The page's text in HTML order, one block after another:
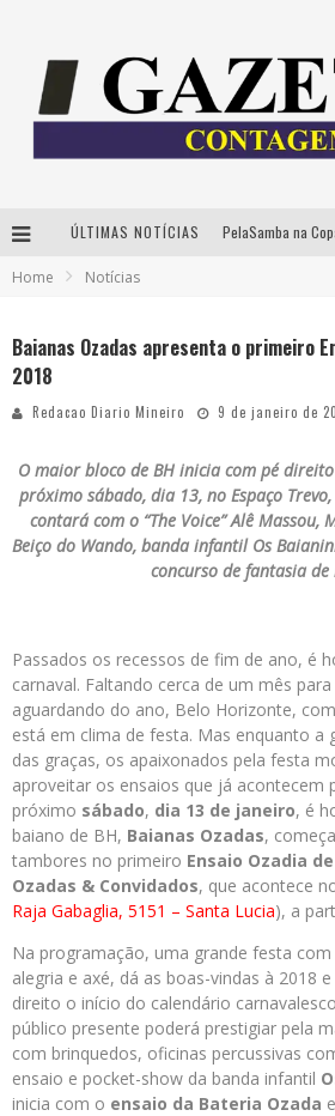
ÚLTIMAS NOTÍCIAS
Home Notícias
Baianas Ozadas apresenta o primeiro
2018
Redacao Diario Mineiro 9 de janeiro de
O maior bloco de BH inicia com pé
próximo sábado, dia 13, no Espaço
contará com o “The Voice” Alê Massou,
Beiço do Wando, banda infantil Os
concurso de fantasia
Passados os recessos de fim de ano, é
carnaval. Faltando cerca de um mês
aguardando do ano, Belo Horizonte,
está em clima de festa. Mas enquanto a
das graças, os apaixonados pela festa
aproveitar os ensaios que já acontecem
próximo sábado, dia 13 de janeiro, é
baiano de BH, Baianas Ozadas,
tambores no primeiro Ensaio Ozadia
Ozadas & Convidados, que acontece
Raja Gabaglia, 5151 – Santa Lucia), a
Na programação, uma grande festa
alegria e axé, dá as boas-vindas à 2018
direito o início do calendário
público presente poderá prestigiar pela
com brinquedos, oficinas percussivas
ensaio e pocket-show da banda infantil
inicia com o ensaio da Bateria Ozada